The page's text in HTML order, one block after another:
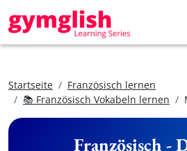
Startseite
Französisch lernen
📚 Französisch Vokabeln lernen
Französisch -